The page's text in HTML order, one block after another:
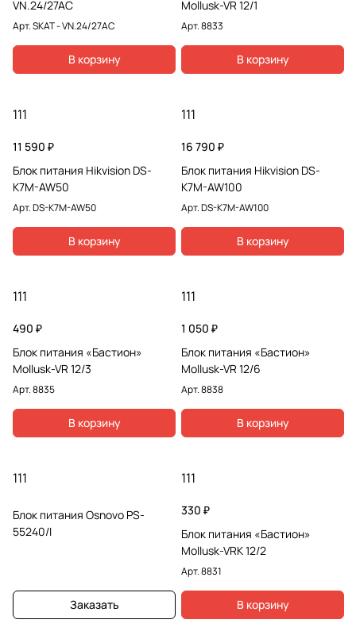
VN.24/27AC
Арт.SKAT - VN.24/27AC
В корзину
Mollusk-VR 12/1
Арт.8833
В корзину
111
11 590 ₽
Блок питания Hikvision DS-
K7M-AW50
Арт.DS-K7M-AW50
В корзину
111
16 790 ₽
Блок питания Hikvision DS-
K7M-AW100
Арт.DS-K7M-AW100
В корзину
111
490 ₽
Блок питания «Бастион»
Mollusk-VR 12/3
Арт.8835
В корзину
111
1 050 ₽
Блок питания «Бастион»
Mollusk-VR 12/6
Арт.8838
В корзину
111
Блок питания Osnovo PS-
55240/I
Заказать
111
330 ₽
Блок питания «Бастион»
Mollusk-VRK 12/2
Арт.8831
В корзину